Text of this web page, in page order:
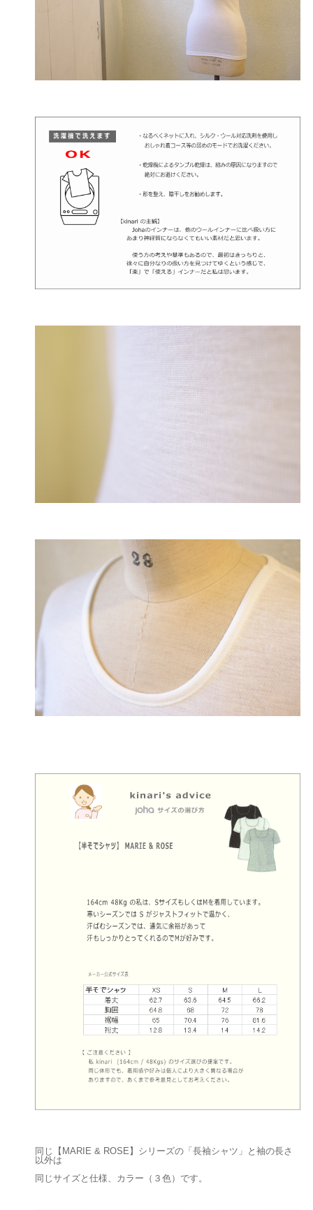
同じ【MARIE & ROSE】シリーズの「長袖シャツ」と袖の長さ
以外は
同じサイズと仕様、カラー（３色）です。